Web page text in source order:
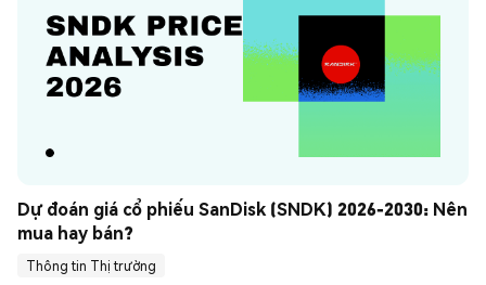
Dự đoán giá cổ phiếu SanDisk (SNDK) 2026-2030: Nên
mua hay bán?
Thông tin Thị trường